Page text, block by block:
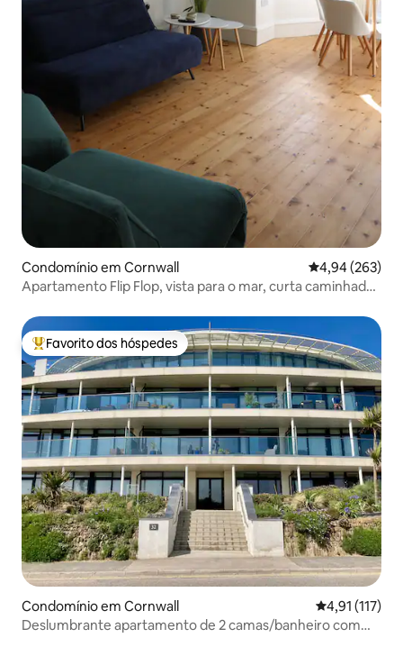
Condomínio em Cornwall Classificação
4,94 (263)
Apartamento Flip Flop, vista para o mar, curta caminhada
Favoritos dos hóspedes mais apreciados
Favorito dos hóspedes
Condomínio em Cornwall Classificação
4,91 (117)
Deslumbrante apartamento de 2 camas/banheiro com